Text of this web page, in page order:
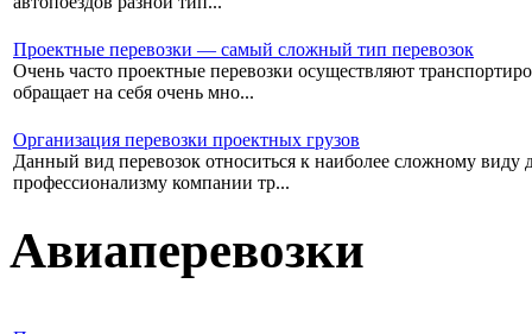
Проектные перевозки — самый сложный тип перевозок
Очень часто проектные перевозки осуществляют
обращает на себя очень мно...
Организация перевозки проектных грузов
Данный вид перевозок относиться к наиболее сложному виду
профессионализму компании тр...
Авиаперевозки